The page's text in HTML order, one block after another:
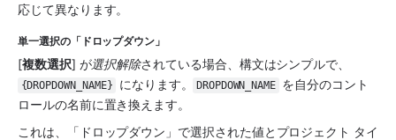
応じて異なります。
単一選択の「ドロップダウン」
[複数選択] が選択解除されている場合、構文はシンプルで、
{DROPDOWN_NAME} になります。 DROPDOWN_NAME を自分のコント
ロールの名前に置き換えます。
これは、「ドロップダウン」で選択された値とプロジェクト タイ